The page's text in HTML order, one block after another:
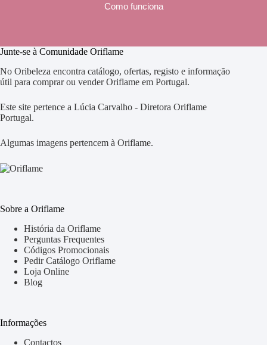
Como funciona
Junte-se à Comunidade Oriflame
No Oribeleza encontra catálogo, ofertas, registo e informação
útil para comprar ou vender Oriflame em Portugal.
Este site pertence a Lúcia Carvalho - Diretora Oriflame
Portugal.
Algumas imagens pertencem à Oriflame.
Sobre a Oriflame
História da Oriflame
Perguntas Frequentes
Códigos Promocionais
Pedir Catálogo Oriflame
Loja Online
Blog
Informações
Contactos